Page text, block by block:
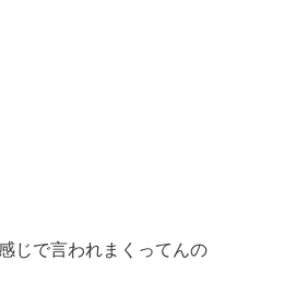
じで言われまくってんの